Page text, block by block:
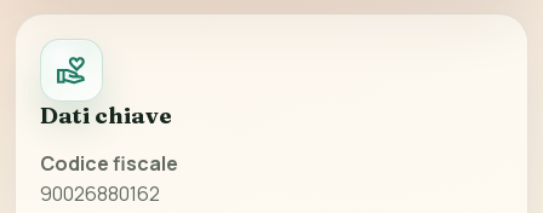
Dati chiave
Codice fiscale
90026880162